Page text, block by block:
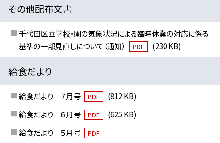
その他配布文書
千代田区立学校・園の気象状況による臨時休業の対応に係る
基準の一部見直しについて（通知）
PDF (230 KB)
給食だより
給食だより ７月号 PDF
(812 KB)
給食だより ６月号
PDF
(625 KB)
給食だより ５月号
PDF